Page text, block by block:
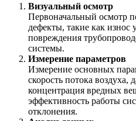
Визуальный осмотр
Первоначальный осмотр
дефекты, такие как износ
повреждения
системы.
Измерение параметров
Измерение основных
скорость потока воздуха,
концентрация вредных
эффективность работы
отклонения.